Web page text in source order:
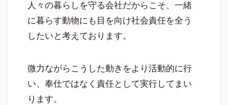
人々の暮らしを守る会社だからこそ、一緒
に暮らす動物にも目を向け社会責任を全う
したいと考えております。
微力ながらこうした動きをより活動的に行
い、奉仕ではなく責任として実行してまい
ります。